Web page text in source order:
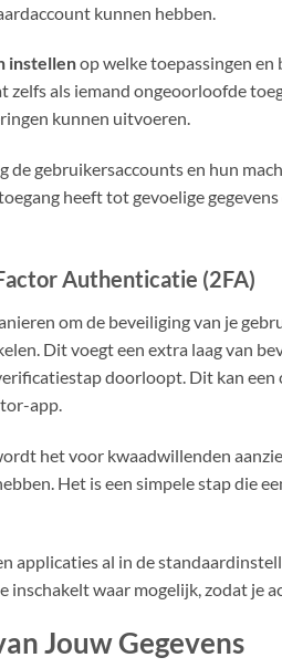
kunnen hebben.
instellenop welke toepassingen
als iemand ongeoorloofde
kunnen uitvoeren.
de gebruikersaccounts en hun
heeft tot gevoelige
Authenticatie (2FA)
om de beveiliging van je
Dit voegt een extra laag van
doorloopt. Dit kan
app.
het voor kwaadwillenden
Het is een simpele stap die
applicaties al in de
inschakelt waar mogelijk, zodat je
Jouw Gegevens